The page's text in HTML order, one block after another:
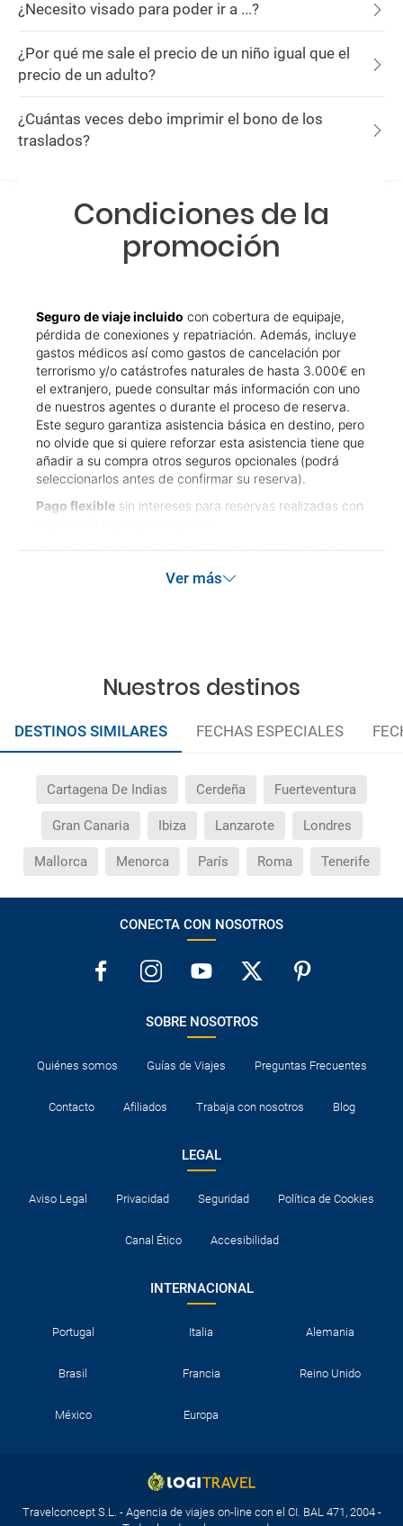
¿Necesito visado para poder ir a ...?
¿Por qué me sale el precio de un niño igual que el
precio de un adulto?
¿Cuántas veces debo imprimir el bono de los
traslados?
Condiciones de la
promoción
Seguro de viaje incluido con cobertura de equipaje,
pérdida de conexiones y repatriación. Además, incluye
gastos médicos así como gastos de cancelación por
terrorismo y/o catástrofes naturales de hasta 3.000€ en
el extranjero, puede consultar más información con uno
de nuestros agentes o durante el proceso de reserva.
Este seguro garantiza asistencia básica en destino, pero
no olvide que si quiere reforzar esta asistencia tiene que
añadir a su compra otros seguros opcionales (podrá
seleccionarlos antes de confirmar su reserva).
Pago flexible sin intereses para reservas realizadas con
Ver más
Nuestros destinos
DESTINOS SIMILARES FECHAS ESPECIALES
Cartagena De Indias Cerdeña Fuerteventura
Gran Canaria Ibiza Lanzarote Londres
Mallorca Menorca París Roma Tenerife
CONECTA CON NOSOTROS
SOBRE NOSOTROS
Quiénes somos Guías de Viajes Preguntas Frecuentes
Contacto Afiliados Trabaja con nosotros Blog
LEGAL
Aviso Legal Privacidad Seguridad Política de Cookies
Canal Ético Accesibilidad
INTERNACIONAL
Portugal Italia Alemania
Brasil Francia Reino Unido
México Europa
Travelconcept S.L. - Agencia de viajes on-line con el CI. BAL 471, 2004 -